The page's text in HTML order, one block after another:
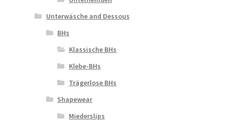
Unterwäsche and Dessous
BHs
Klassische BHs
Klebe-BHs
Trägerlose BHs
Shapewear
Miederslips